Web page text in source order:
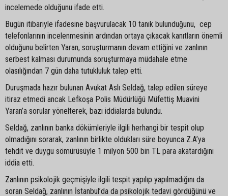
incelemede olduğunu ifade etti.
Bugün itibariyle ifadesine başvurulacak 10 tanık bulunduğunu, cep
telefonlarının incelenmesinin ardından ortaya çıkacak kanıtların önemli
olduğunu belirten Yaran, soruşturmanın devam ettiğini ve zanlının
serbest kalması durumunda soruşturmaya müdahale etme
olasılığından 7 gün daha tutukluluk talep etti.
Duruşmada hazır bulunan Avukat Aslı Seldağ, talep edilen süreye
itiraz etmedi ancak Lefkoşa Polis Müdürlüğü Müfettiş Muavini
Yaran’a sorular yönelterek, bazı iddialarda bulundu.
Seldağ, zanlının banka dökümleriyle ilgili herhangi bir tespit olup
olmadığını sorarak, zanlının birlikte oldukları süre boyunca Z.A’ya
tehdit ve duygu sömürüsüyle 1 milyon 500 bin TL para akatardığını
iddia etti.
Zanlının psikolojik geçmişiyle ilgili tespit yapılıp yapılmadığını da
soran Seldağ, zanlının İstanbul’da da psikolojik tedavi gördüğünü ve